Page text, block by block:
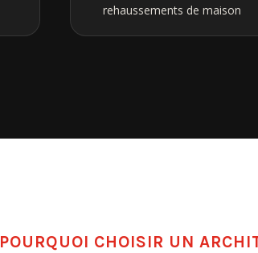
rehaussements de maison
POURQUOI CHOISIR UN